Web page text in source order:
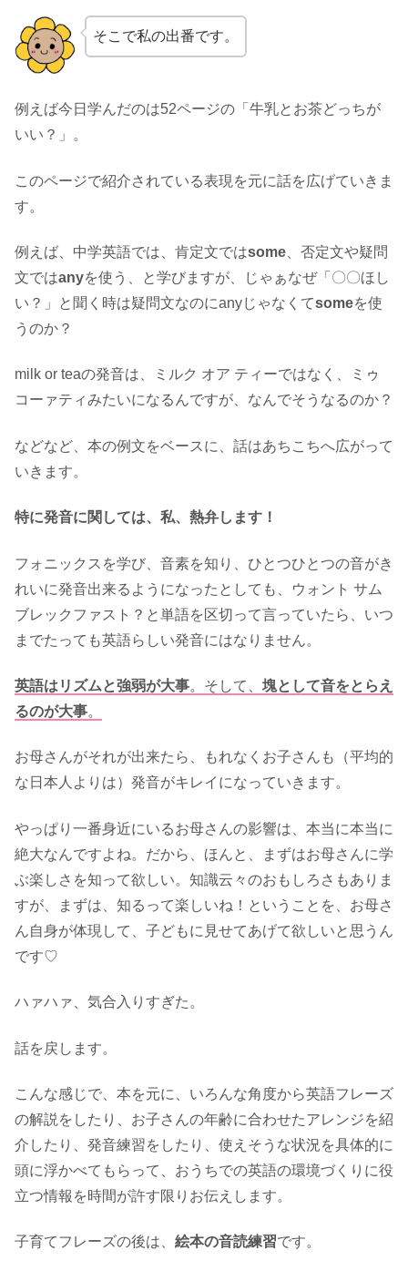
そこで私の出番です。
例えば今日学んだのは52ページの「牛乳とお茶どっちが
いい？」。
このページで紹介されている表現を元に話を広げていきま
す。
例えば、中学英語では、肯定文ではsome 、否定文や疑問
文ではanyを使う、と学びますが、じゃぁなぜ「〇〇ほし
い？」と聞く時は疑問文なのにanyじゃなくてsomeを使
うのか？
milk or teaの発音は、ミルク オア ティーではなく、ミゥ
コーァティみたいになるんですが、なんでそうなるのか？
などなど、本の例文をベースに、話はあちこちへ広がって
いきます。
特に発音に関しては、私、熱弁します！
フォニックスを学び、音素を知り、ひとつひとつの音がき
れいに発音出来るようになったとしても、ウォント サム
ブレックファスト？と単語を区切って言っていたら、いつ
までたっても英語らしい発音にはなりません。
英語はリズムと強弱が大事。そして、 塊として音をとらえ
るのが大事。
お母さんがそれが出来たら、もれなくお子さんも（平均的
な日本人よりは）発音がキレイになっていきます。
やっぱり一番身近にいるお母さんの影響は、本当に本当に
絶大なんですよね。だから、ほんと、まずはお母さんに学
ぶ楽しさを知って欲しい。知識云々のおもしろさもありま
すが、まずは、知るって楽しいね！ということを、お母さ
ん自身が体現して、子どもに見せてあげて欲しいと思うん
です♡
ハァハァ、気合入りすぎた。
話を戻します。
こんな感じで、本を元に、いろんな角度から英語フレーズ
の解説をしたり、お子さんの年齢に合わせたアレンジを紹
介したり、発音練習をしたり、使えそうな状況を具体的に
頭に浮かべてもらって、おうちでの英語の環境づくりに役
立つ情報を時間が許す限りお伝えします。
子育てフレーズの後は、 絵本の音読練習です。